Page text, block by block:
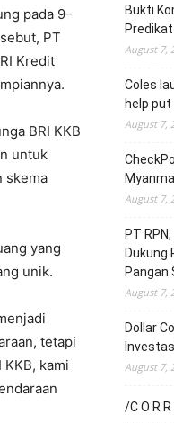
pada 9–
PT
Kredit
BRI KKB
untuk
skema
yang
unik.
tetapi
kami
Bukti
August 7,
Coles
help
August 7,
August 7,
PT
Dukung
Pangan
August 7,
Dollar
August 7,
/C O R